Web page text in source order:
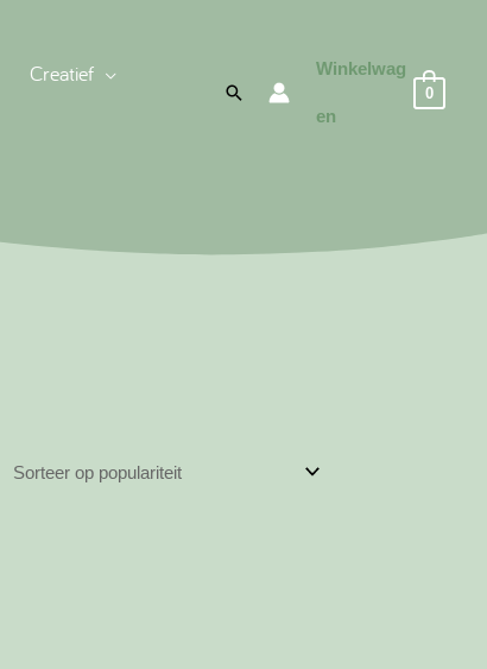
Creatief
Zoeken
Winkelwag
en
0